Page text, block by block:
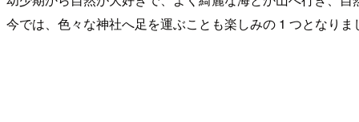
今では、色々な神社へ足を運ぶことも楽しみの 1 つとなりま